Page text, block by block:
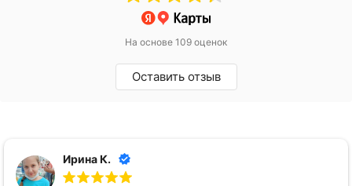
На основе 109 оценок
Оставить отзыв
Ирина К.